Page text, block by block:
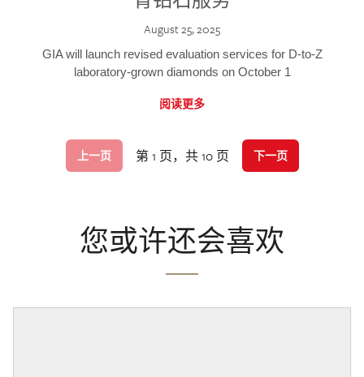
August 25, 2025
GIA will launch revised evaluation services for D-to-Z
laboratory-grown diamonds on October 1
阅读更多
上一页 第 1 页，共 10 页 下一页
您或许还会喜欢